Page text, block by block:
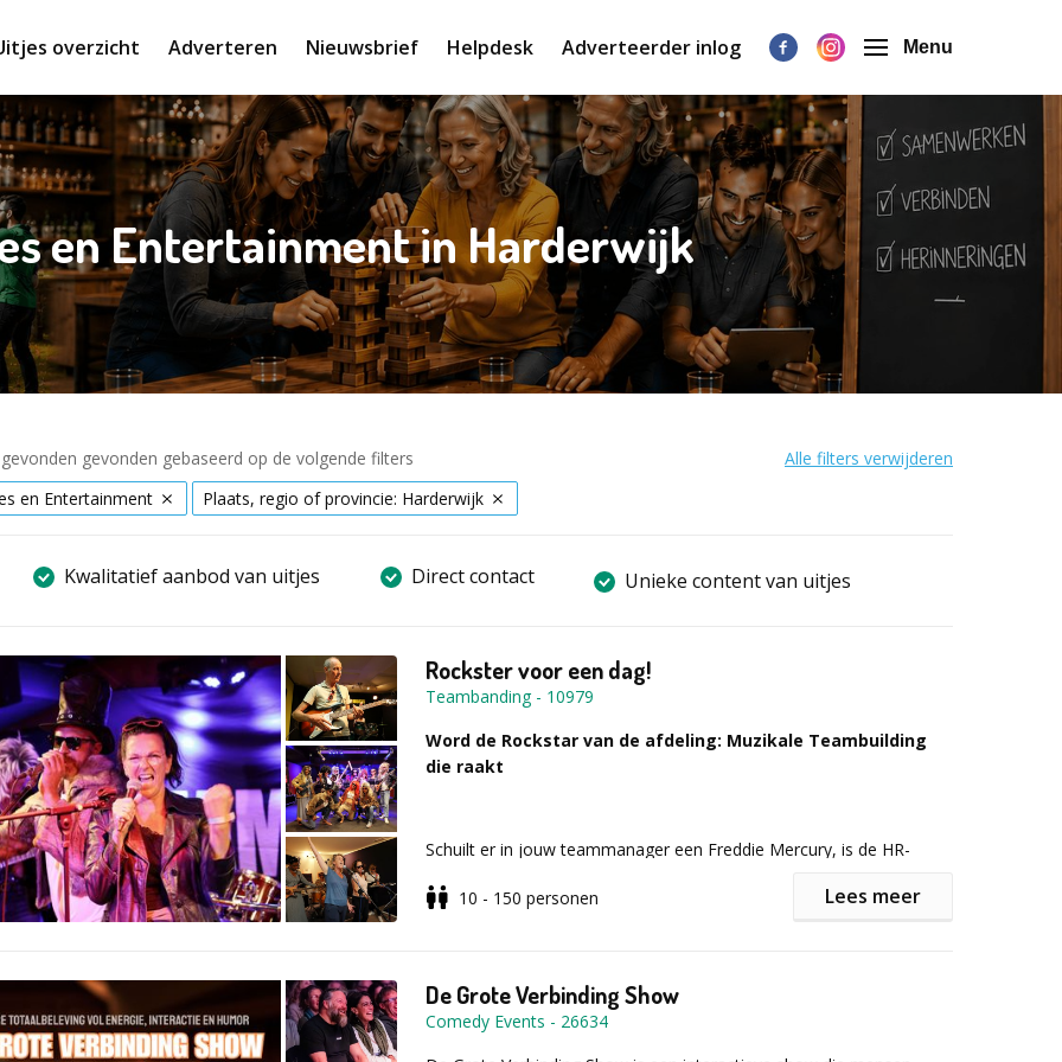
overzicht Adverteren Nieuwsbrief Helpdesk Adverteerder inlog Menu
en Entertainment in Harderwijk
gevonden gebaseerd op de volgende filters
Alle filters verwijderen
en Entertainment
Plaats, regio of provincie: Harderwijk
Kwalitatief aanbod van uitjes Direct contact Unieke content van uitjes
Rockster voor een dag!
Teambanding- 10979
Word de Rockstar van de afdeling: Muzikale Teambuilding
die raakt
Schuilt er in jouw teammanager een Freddie Mercury, is de HR-
spotlights? Ontdek tijdens het meest energieke teamuitje van
Samenwerken als een band
10 - 150 personen Lees meer
De Grote Verbinding Show
Comedy Events - 26634